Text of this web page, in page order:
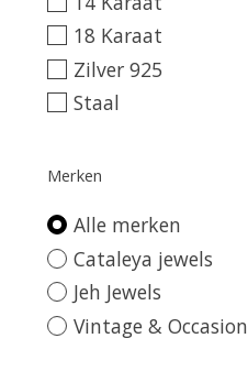
18 Karaat
Zilver 925
Staal
Merken
Alle merken
Cataleya jewels
Jeh Jewels
Vintage & Occasion